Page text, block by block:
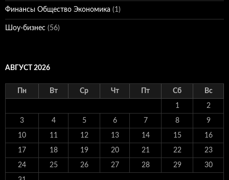
Финансы Общество Экономика (1)
Шоу-бизнес (56)
АВГУСТ 2026
Пн Вт Ср Чт Пт Сб Вс
1 2
3 4 5 6 7 8 9
10 11 12 13 14 15 16
17 18 19 20 21 22 23
24 25 26 27 28 29 30